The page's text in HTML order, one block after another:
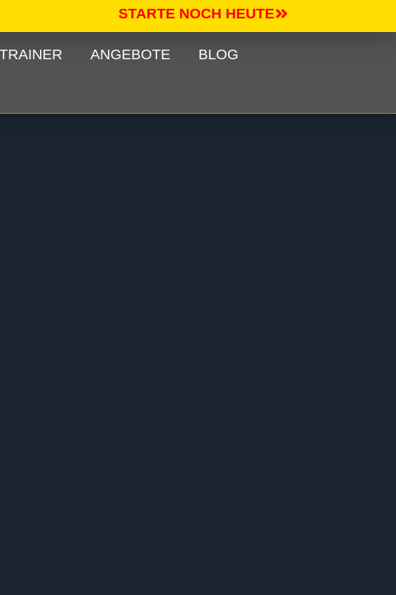
STARTE NOCH HEUTE
TRAINER ANGEBOTE BLOG